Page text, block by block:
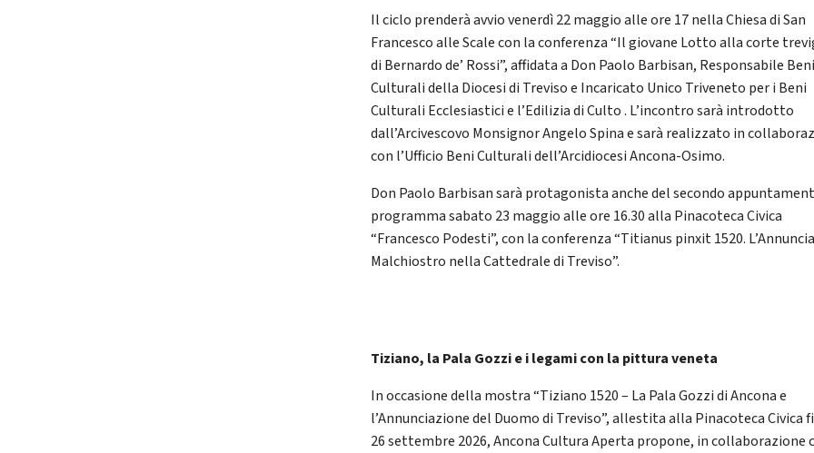
Il ciclo prenderà avvio venerdì 22 maggio alle ore 17 nella Chiesa di San
Francesco alle Scale con la conferenza “Il giovane Lotto alla corte
di Bernardo de’ Rossi”, affidata a Don Paolo Barbisan, Responsabile
Culturali della Diocesi di Treviso e Incaricato Unico Triveneto per i Beni
Culturali Ecclesiastici e l’Edilizia di Culto . L’incontro sarà introdotto
dall’Arcivescovo Monsignor Angelo Spina e sarà realizzato in
con l’Ufficio Beni Culturali dell’Arcidiocesi Ancona-Osimo.
Don Paolo Barbisan sarà protagonista anche del secondo
programma sabato 23 maggio alle ore 16.30 alla Pinacoteca Civica
“Francesco Podesti”, con la conferenza “Titianus pinxit 1520.
Malchiostro nella Cattedrale di Treviso”.
Tiziano, la Pala Gozzi e i legami con la pittura veneta
In occasione della mostra “Tiziano 1520 – La Pala Gozzi di Ancona e
l’Annunciazione del Duomo di Treviso”, allestita alla Pinacoteca Civica
26 settembre 2026, Ancona Cultura Aperta propone, in collaborazione